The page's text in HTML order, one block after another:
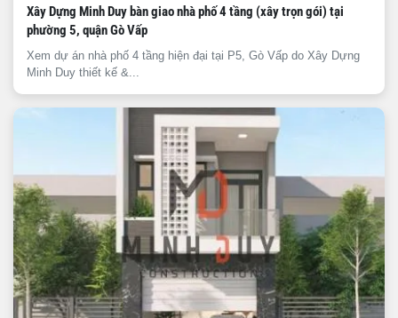
Xây Dựng Minh Duy bàn giao nhà phố 4 tầng (xây trọn gói) tại
phường 5, quận Gò Vấp
Xem dự án nhà phố 4 tầng hiện đại tại P5, Gò Vấp do Xây Dựng
Minh Duy thiết kế &...